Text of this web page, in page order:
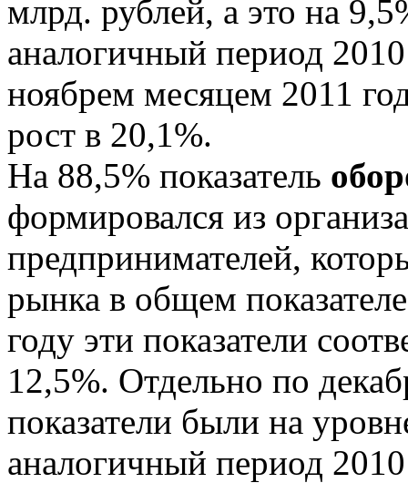
млрд. рублей, а это на
аналогичный период
ноябрем месяцем 2011
рост в 20,1%.
На 88,5% показатель
формировался из
предпринимателей,
рынка в общем
году эти показатели
12,5%. Отдельно по
показатели были на
аналогичный период